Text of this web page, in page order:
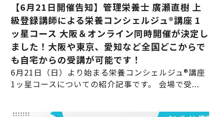
【6月21日開催告知】管理栄養士 廣瀬直樹 上
級登録講師による栄養コンシェルジュ®講座 1
ッ星コース 大阪＆オンライン同時開催が決定し
ました！大阪や東京、愛知など全国どこからで
も自宅からの受講が可能です！
6月21日（日）より始まる栄養コンシェルジュ®講座
1ッ星コースについての紹介記事です。 会場で受...